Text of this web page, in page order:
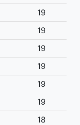
19
19
19
19
19
19
18